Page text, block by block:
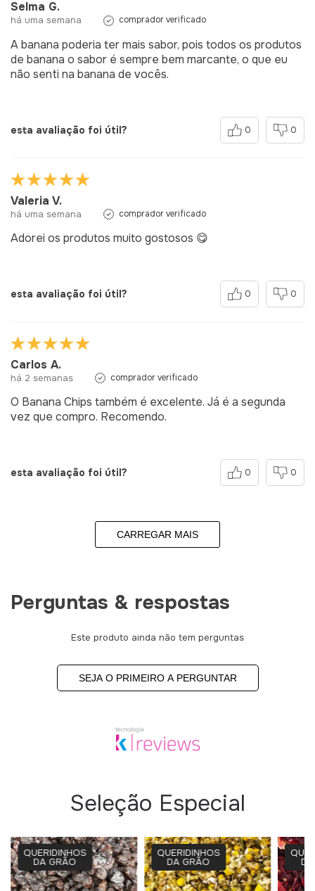
Selma G.
há uma semana comprador verificado
A banana poderia ter mais sabor, pois todos os produtos
de banana o sabor é sempre bem marcante, o que eu
não senti na banana de vocês.
esta avaliação foi útil? 0 0
Valeria V.
há uma semana comprador verificado
Adorei os produtos muito gostosos 😋
esta avaliação foi útil? 0 0
Carlos A.
há 2 semanas comprador verificado
O Banana Chips também é excelente. Já é a segunda
vez que compro. Recomendo.
esta avaliação foi útil? 0 0
CARREGAR MAIS
Perguntas & respostas
Este produto ainda não tem perguntas
SEJA O PRIMEIRO A PERGUNTAR
Seleção Especial
QUERIDINHOS
DA GRÃO
QUERIDINHOS
DA GRÃO